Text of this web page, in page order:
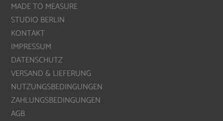
MADE TO MEASURE
STUDIO BERLIN
KONTAKT
IMPRESSUM
DATENSCHUTZ
VERSAND & LIEFERUNG
NUTZUNGSBEDINGUNGEN
ZAHLUNGSBEDINGUNGEN
AGB